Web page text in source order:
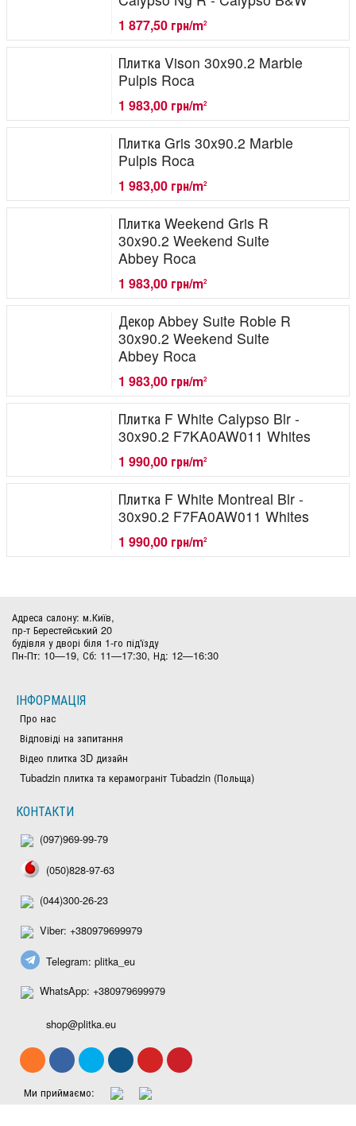
1 877,50 грн/m2
Плитка Vison 30x90.2 Marble
Pulpis Roca
1 983,00 грн/m2
Плитка Gris 30x90.2 Marble
Pulpis Roca
1 983,00 грн/m2
Плитка Weekend Gris R
30x90.2 Weekend Suite
Abbey Roca
1 983,00 грн/m2
Декор Abbey Suite Roble R
30x90.2 Weekend Suite
Abbey Roca
1 983,00 грн/m2
Плитка F White Calypso Blr -
30x90.2 F7KA0AW011 Whites
1 990,00 грн/m2
Плитка F White Montreal Blr -
30x90.2 F7FA0AW011 Whites
1 990,00 грн/m2
Адреса салону: м.Київ,
пр-т Берестейський 20
будівля у дворі біля 1-го під'їзду
Пн-Пт: 10—19, Сб: 11—17:30, Нд: 12—16:30
ІНФОРМАЦІЯ
Про нас
Відповіді на запитання
Відео плитка 3D дизайн
Tubadzin плитка та керамограніт Tubadzin (Польща)
КОНТАКТИ
(097)969-99-79
(050)828-97-63
(044)300-26-23
Viber: +380979699979
Telegram: plitka_eu
WhatsApp: +380979699979
shop@plitka.eu
Ми приймаємо: